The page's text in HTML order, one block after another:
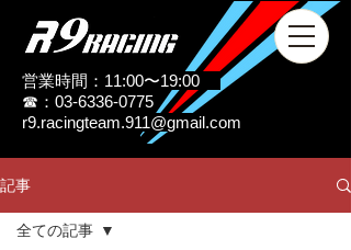
営業時間：11:00〜19:00
☎：03-6336-0775
r9.racingteam.911@gmail.com
記事
全ての記事